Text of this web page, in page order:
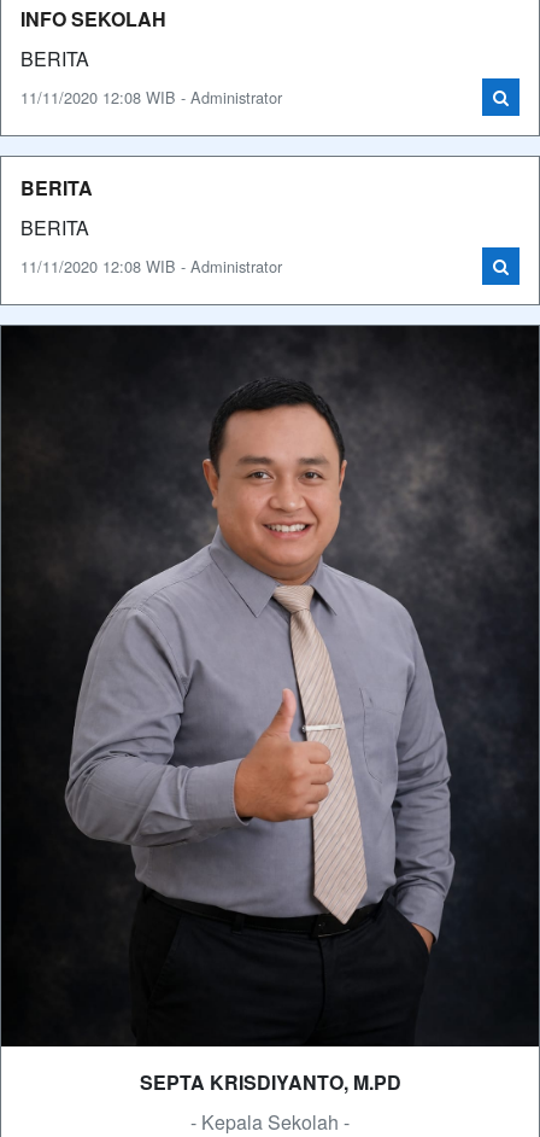
INFO SEKOLAH
BERITA
11/11/2020 12:08 WIB - Administrator
BERITA
BERITA
11/11/2020 12:08 WIB - Administrator
SEPTA KRISDIYANTO, M.PD
- Kepala Sekolah -